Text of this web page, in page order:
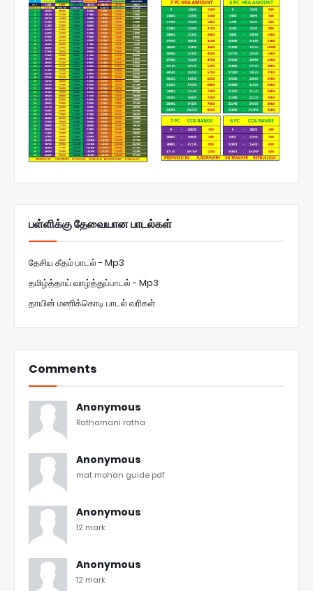
பள்ளிக்கு தேவையான பாடல்கள்
தேசிய கீதம் பாடல் - Mp3
தமிழ்த்தாய் வாழ்த்துப்பாடல் - Mp3
தாயின் மணிக்கொடி பாடல் வரிகள்
Comments
Anonymous
Rathamani ratha
Anonymous
mat mohan guide pdf
Anonymous
12 mark
Anonymous
12 mark